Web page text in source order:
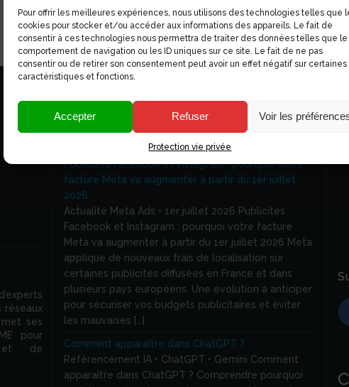
Pour offrir les meilleures expériences, nous utilisons des technologies telles que
cookies pour stocker et/ou accéder aux informations des appareils. Le fait de
consentir à ces technologies nous permettra de traiter des données telles que le
comportement de navigation ou les ID uniques sur ce site. Le fait de ne pas
consentir ou de retirer son consentement peut avoir un effet négatif sur certaines
caractéristiques et fonctions.
Accepter Refuser Voir les
Protection vie privée
réseaux
ses
pour
et de
Articles récents
Publicités Facebook et Instagram : pourquoi votre
facture Meta va augmenter à partir du 1er juillet
2026
Actualité Meta Ads • 1er juillet 2026 Publicités
Facebook et Instagram : pourquoi votre facture
Meta va augmenter à partir du 1er juillet 2026 Meta
applique de nouveaux frais de localisation sur
certaines publicités diffusées en France et dans
plusieurs pays européens. Une évolution à anticiper
pour sécuriser vos budgets publicitaires et éviter
les mauvaises […]
Comment apparaître dans ChatGPT ?
Référencement IA • ChatGPT • Gemini Comment
apparaître dans ChatGPT ? Comprendre pourquoi